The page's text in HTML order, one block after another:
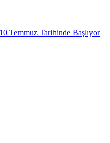
Temmuz Tarihinde Başlıyor